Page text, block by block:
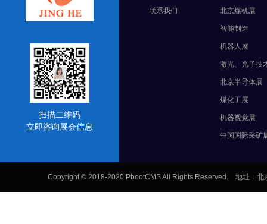
扫描二维码
立即咨询展会信息
联系我们 北京煤机展
智能制造
机器人展
激光、光子技
北京半导体展
煤化工展
机器视觉展
中国国际采矿
Copyright © 2018-2020 PbootCMS All Rights Reserved. 地址：